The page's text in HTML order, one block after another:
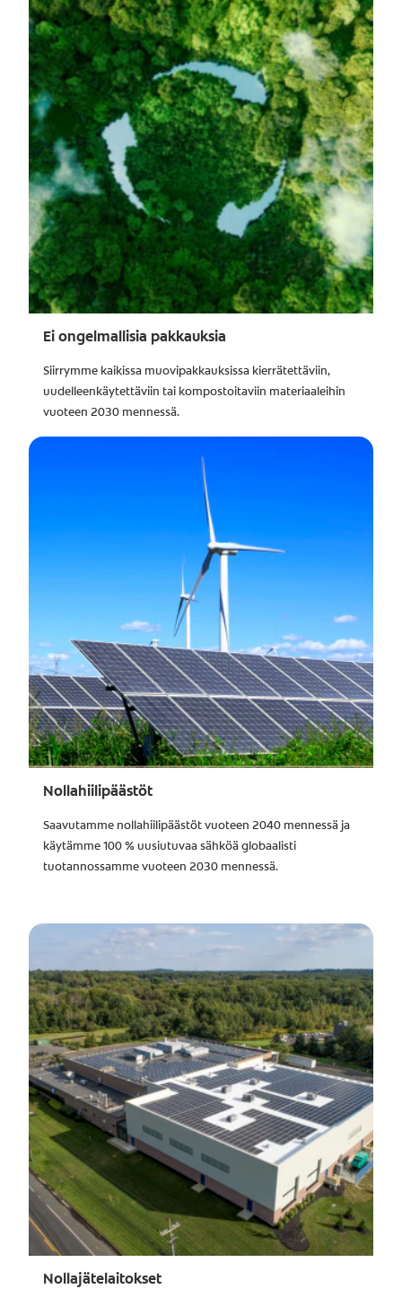
Ei ongelmallisia pakkauksia
Siirrymme kaikissa muovipakkauksissa kierrätettäviin,
uudelleenkäytettäviin tai kompostoitaviin materiaaleihin
vuoteen 2030 mennessä.
Nollahiilipäästöt
Saavutamme nollahiilipäästöt vuoteen 2040 mennessä ja
käytämme 100 % uusiutuvaa sähköä globaalisti
tuotannossamme vuoteen 2030 mennessä.
Nollajätelaitokset